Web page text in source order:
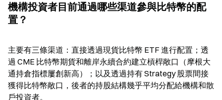
機構投資者目前通過哪些渠道參與比特幣的配
置？
主要有三條渠道：直接透過現貨比特幣 ETF 進行配置；透
過 CME 比特幣期貨和離岸永續合約建立槓桿敞口（摩根大
通持倉指標屢創新高）；以及透過持有 Strategy 股票間接
獲得比特幣敞口，後者的持股結構幾乎平均分配給機構和散
戶投資者。